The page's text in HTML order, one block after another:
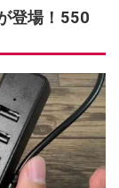
登場！550